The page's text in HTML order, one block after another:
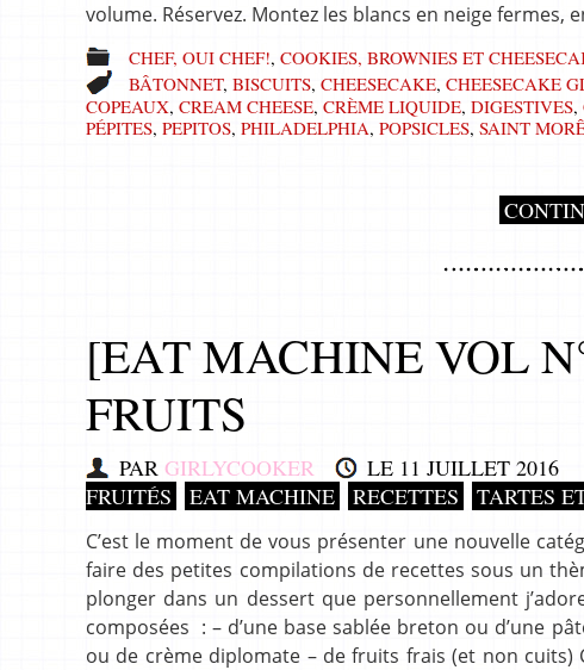
volume. Réservez. Montez les blancs en neige fermes,
CHEF, OUI CHEF!, COOKIES, BROWNIES ET
BÂTONNET, BISCUITS, CHEESECAKE, CHEESECAKE
COPEAUX, CREAM CHEESE, CRÈME LIQUIDE, DIGESTIVES,
PÉPITES, PEPITOS, PHILADELPHIA, POPSICLES, SAINT
[EAT MACHINE VOL
FRUITS
PAR GIRLYCOOKER LE 11 JUILLET 2016
FRUITÉS
EAT MACHINE RECETTES TARTES
C’est le moment de vous présenter une nouvelle
faire des petites compilations de recettes sous un
plonger dans un dessert que personnellement
composées : – d’une base sablée breton ou d’une
ou de crème diplomate – de fruits frais (et non cuits)